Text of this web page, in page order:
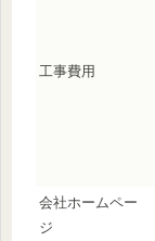
工事費用
会社ホームペー
ジ